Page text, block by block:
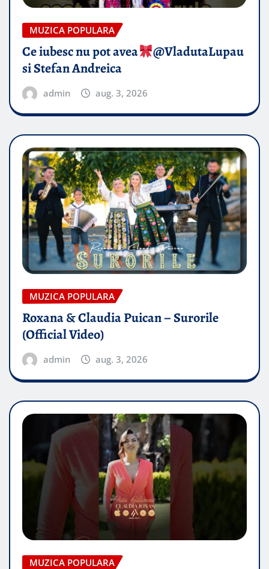
MUZICA POPULARA
Ce iubesc nu pot avea
​@VladutaLupau
si Stefan Andreica
admin aug. 3, 2026
MUZICA POPULARA
Roxana & Claudia Puican – Surorile
(Official Video)
admin aug. 3, 2026
MUZICA POPULARA